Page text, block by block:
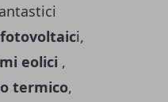
i,
eolici ,
termico,